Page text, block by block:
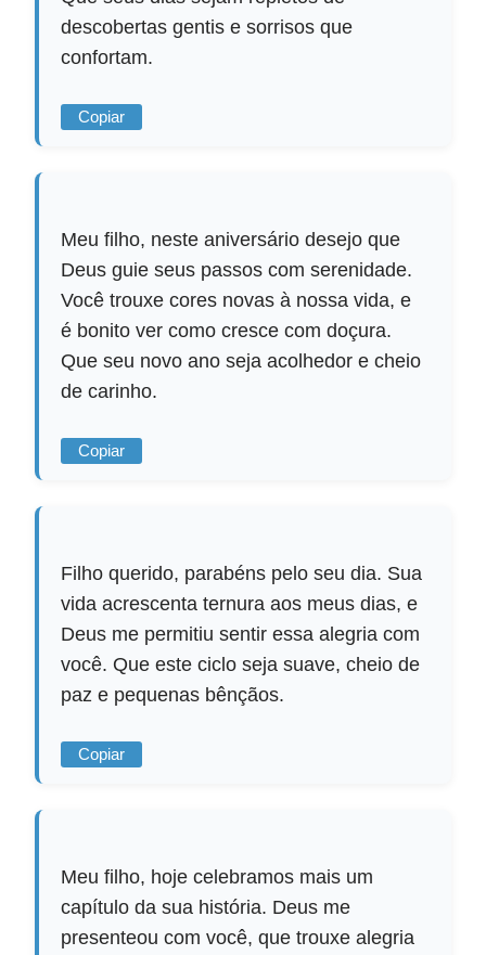
descobertas gentis e sorrisos que
confortam.
Copiar
Meu filho, neste aniversário desejo que
Deus guie seus passos com serenidade.
Você trouxe cores novas à nossa vida, e
é bonito ver como cresce com doçura.
Que seu novo ano seja acolhedor e cheio
de carinho.
Copiar
Filho querido, parabéns pelo seu dia. Sua
vida acrescenta ternura aos meus dias, e
Deus me permitiu sentir essa alegria com
você. Que este ciclo seja suave, cheio de
paz e pequenas bênçãos.
Copiar
Meu filho, hoje celebramos mais um
capítulo da sua história. Deus me
presenteou com você, que trouxe alegria